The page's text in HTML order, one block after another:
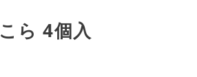
ら 4個入